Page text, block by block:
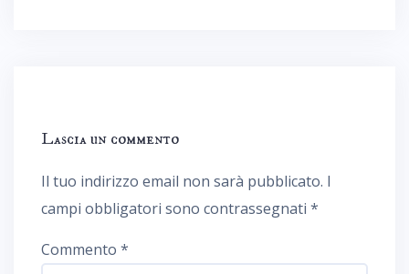
Lascia un commento
Il tuo indirizzo email non sarà pubblicato. I
campi obbligatori sono contrassegnati *
Commento *